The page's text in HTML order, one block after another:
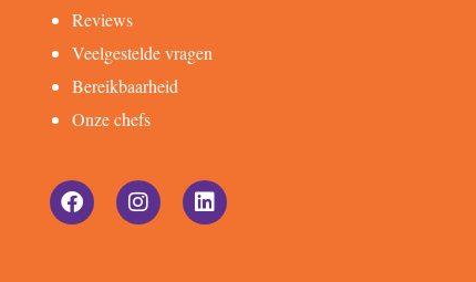
Reviews
Veelgestelde vragen
Bereikbaarheid
Onze chefs